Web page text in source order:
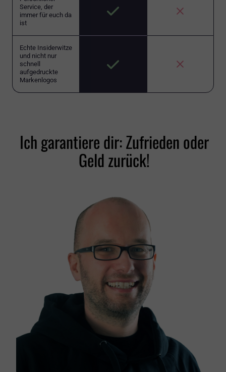
Service, der
immer für euch da
ist
Echte Insiderwitze
und nicht nur
schnell
aufgedruckte
Markenlogos
Ich garantiere dir: Zufrieden oder
Geld zurück!